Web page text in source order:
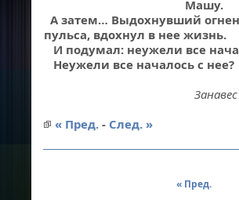
Машу.
А затем… Выдохнувший
пульса, вдохнул в нее жизнь.
И подумал: неужели все
Неужели все началось с нее?
Занавес
« Пред.- След. »
« Пред.